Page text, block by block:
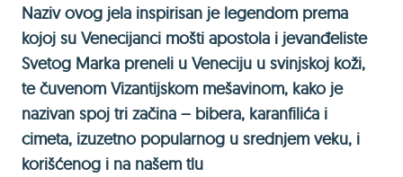
Naziv ovog jela inspirisan je legendom prema
kojoj su Venecijanci mošti apostola i jevanđeliste
Svetog Marka preneli u Veneciju u svinjskoj koži,
te čuvenom Vizantijskom mešavinom, kako je
nazivan spoj tri začina – bibera, karanfilića i
cimeta, izuzetno popularnog u srednjem veku, i
korišćenog i na našem tlu